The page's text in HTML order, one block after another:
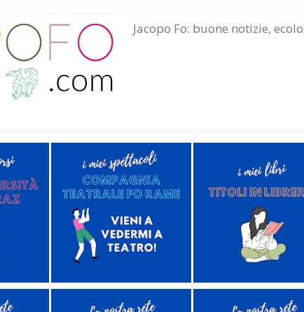
Jacopo Fo: buone notizie,